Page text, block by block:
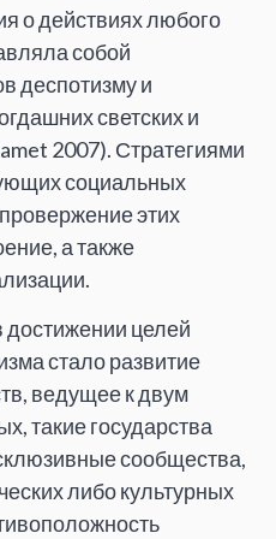
о действиях любого
собой
деспотизму и
светских и
2007). Стратегиями
социальных
этих
а также
целей
стало развитие
ведущее к двум
такие государства
сообщества,
либо культурных